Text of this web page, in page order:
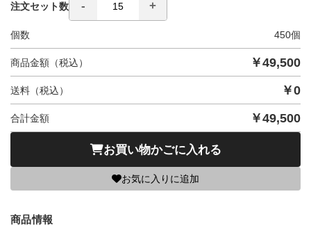
注文セット数
個数 450個
商品金額（税込） ￥49,500
送料（税込） ￥0
合計金額 ￥49,500
お買い物かごに入れる
お気に入りに追加
商品情報